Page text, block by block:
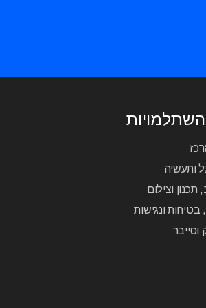
ותעשיה
תכנון וצילום
בטיחות ונגישות
וסייבר